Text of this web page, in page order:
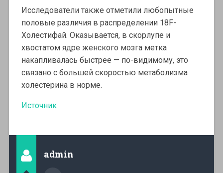
Исследователи также отметили любопытные
половые различия в распределении 18F-
Холестифай. Оказывается, в скорлупе и
хвостатом ядре женского мозга метка
накапливалась быстрее — по-видимому, это
связано с большей скоростью метаболизма
холестерина в норме.
Источник
admin